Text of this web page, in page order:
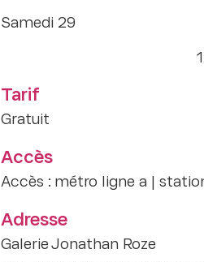
samedi 29
Tarif
Gratuit
Accès
Accès : métro ligne a |
Adresse
Galerie Jonathan Roze